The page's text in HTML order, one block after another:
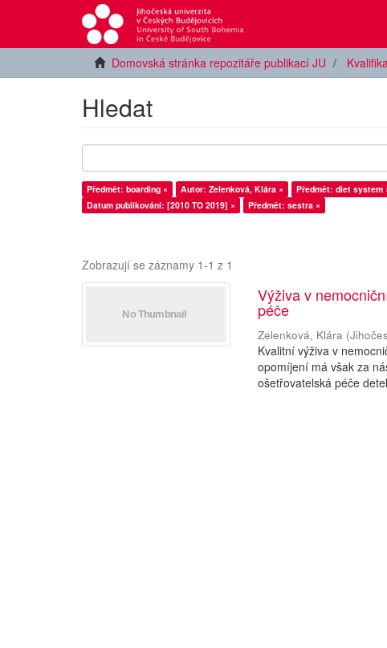
Domovská stránka repozitáře publikací JU
Hledat
Předmět: boarding × Autor: Zelenková, Klára × Předmět: diet system
Datum publikování: [2010 TO 2019] ×
Předmět: sestra ×
Zobrazují se záznamy 1-1 z 1
Výživa v
péče
Zelenková, Klára (
Kvalitní výživa v
opomíjení má však za
ošetřovatelská péče